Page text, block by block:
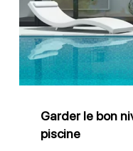
niveau
d’eau
dans
votre
Garder le bon
piscine